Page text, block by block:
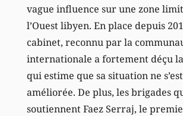
vague influence sur une zone
l’Ouest libyen. En place depuis
cabinet, reconnu par la
internationale a fortement déçu
qui estime que sa situation ne
améliorée. De plus, les brigades
soutiennent Faez Serraj, le